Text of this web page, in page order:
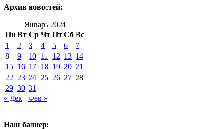
Архив новостей:
Январь 2024
Пн Вт Ср Чт Пт Сб Вс
1
2 3 4 5 6
7
8
9 10 11 12 13 14
15 16 17 18 19 20 21
22
23 24 25 26 27 28
29 30 31
« Дек
Фев »
Наш баннер: